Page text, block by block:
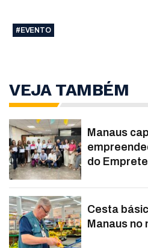
#EVENTO
VEJA TAMBÉM
Manaus
do
Cesta
Manaus no